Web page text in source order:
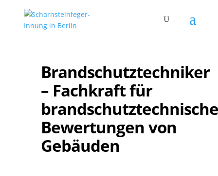
Brandschutztechniker
– Fachkraft für
brandschutztechnische
Bewertungen von
Gebäuden